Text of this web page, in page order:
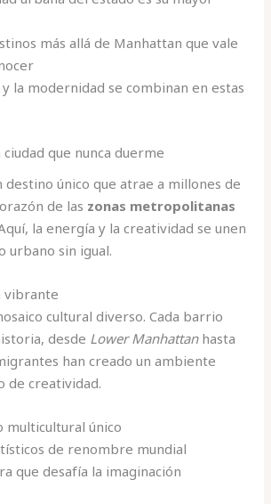
más allá de Manhattan que vale
la modernidad se combinan en estas
ciudad que nunca duerme
destino único que atrae a millones de
de las zonas metropolitanas
la energía y la creatividad se unen
urbano sin igual.
vibrante
cultural diverso. Cada barrio
desde Lower Manhattanhasta
han creado un ambiente
de creatividad.
multicultural único
de renombre mundial
que desafía la imaginación